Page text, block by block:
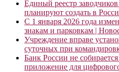
Единый реестр
планируют создать в
С 1 января 2026 года
знакам и парковкам |
Учреждение вправе
суточных при
Банк России не собирается
приложение для